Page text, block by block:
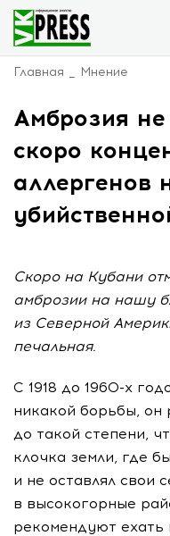
Главная Мнение
Амброзия
скоро
аллергенов
Скоро на Кубани
амброзии на нашу
из Северной
печальная.
С 1918 до 1960-х
никакой борьбы, он
до такой степени,
клочка земли, где
и не оставлял свои
в высокогорные
рекомендуют ехать